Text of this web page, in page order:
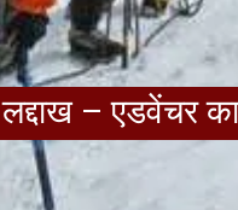
लद्दाख – एडवेंचर